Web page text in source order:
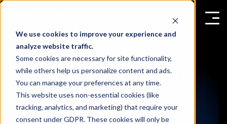
We use cookies to improve your experience and
analyze website traffic.
Some cookies are necessary for site functionality,
while others help us personalize content and ads.
You can manage your preferences at any time.
This website uses non-essential cookies (like
tracking, analytics, and marketing) that require your
consent under GDPR. These cookies will only be
O Primeiro Podcast da
Vemco Group, Vemco
Chats, Está ao Vivo!